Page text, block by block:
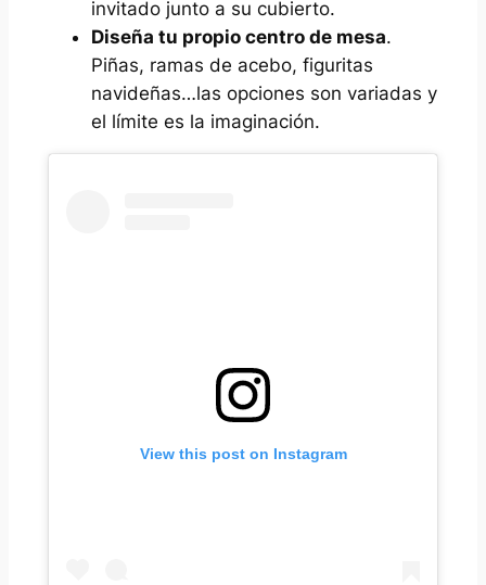
invitado junto a su cubierto.
Diseña tu propio centro de mesa.
Piñas, ramas de acebo, figuritas
navideñas…las opciones son variadas y
el límite es la imaginación.
View this post on Instagram